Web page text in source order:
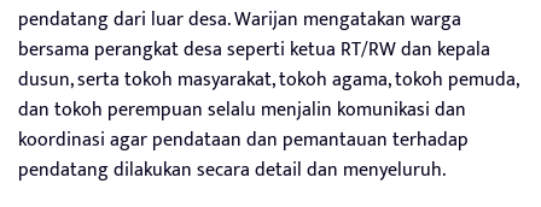
pendatang dari luar desa. Warijan mengatakan warga
bersama perangkat desa seperti ketua RT/RW dan kepala
dusun, serta tokoh masyarakat, tokoh agama, tokoh pemuda,
dan tokoh perempuan selalu menjalin komunikasi dan
koordinasi agar pendataan dan pemantauan terhadap
pendatang dilakukan secara detail dan menyeluruh.